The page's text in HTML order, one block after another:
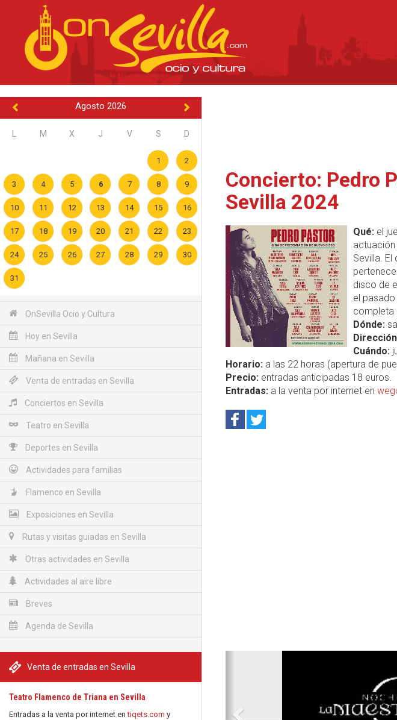
Agosto 2026
M X J V S D
1 2
3 4 5 6 7 8 9
10 11 12 13 14 15 16
17 18 19 20 21 22 23
24 25 26 27 28 29 30
31
OnSevilla Ocio y Cultura
Hoy en Sevilla
Mañana en Sevilla
Venta de entradas en Sevilla
Conciertos en Sevilla
Teatro en Sevilla
Deportes en Sevilla
Actividades para familias
Flamenco en Sevilla
Exposiciones en Sevilla
Rutas y visitas guiadas en Sevilla
Otras actividades en Sevilla
Actividades al aire libre
Breves
Agenda de Sevilla
Venta de entradas en Sevilla
Teatro Flamenco de Triana en Sevilla
Entradas a la venta por internet entiqets.com y
Concierto: Pedro
Sevilla 2024
Qué:el
actuación
Sevilla.
disco de
el
completa
Dónde:
Cuándo:
Horario: a las 22 horas (apertura de
Precio: entradas anticipadas 18 euros.
Entradas: a la venta por internet en